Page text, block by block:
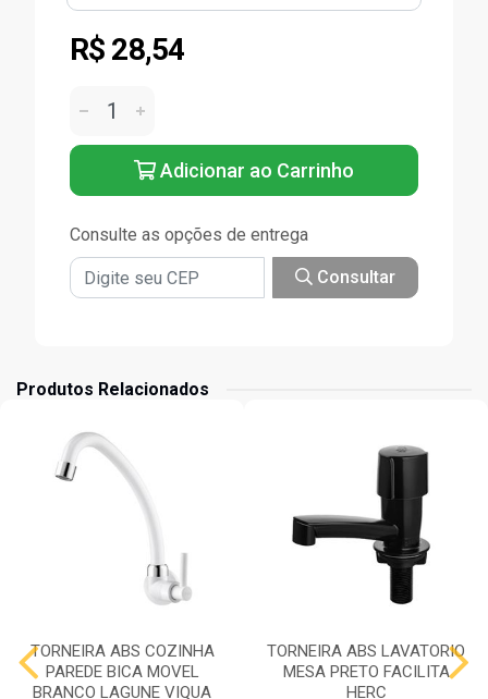
R$ 28,54
Adicionar ao Carrinho
Consulte as opções de entrega
Consultar
Produtos Relacionados
TORNEIRA ABS COZINHA
PAREDE BICA MOVEL
BRANCO LAGUNE VIQUA
TORNEIRA ABS LAVATORIO
MESA PRETO FACILITA
HERC